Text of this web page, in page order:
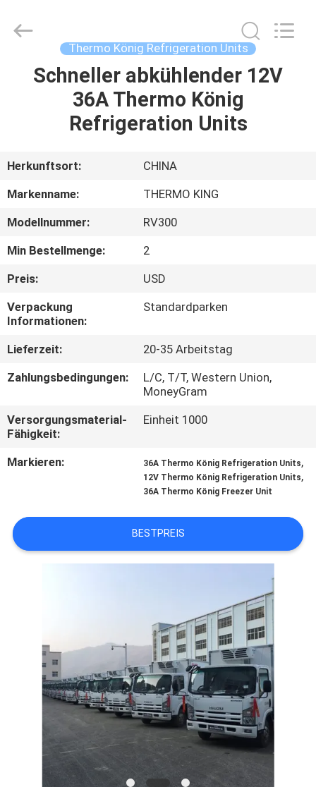
ÜBER
UNS
WERKSBESICHTIGUNG
QUALITÄTSKONTROLLE
KONTAKT
MIT
NEUIGKEITEN
RECHTSSACHEN
SITEMAP
INDUSTRY
Thermo König Refrigeration Units
Schneller abkühlender 12V
36A Thermo König
Refrigeration Units
Herkunftsort:
CHINA
Markenname:
THERMO KING
Modellnummer:
RV300
Min Bestellmenge:
2
Preis:
USD
Verpackung
Informationen:
Standardparken
Lieferzeit:
20-35 Arbeitstag
Zahlungsbedingungen:
L/C, T/T, Western Union,
MoneyGram
Versorgungsmaterial-
Fähigkeit:
Einheit 1000
Markieren: 36A Thermo König Refrigeration Units,
12V Thermo König Refrigeration Units,
36A Thermo König Freezer Unit
BESTPREIS